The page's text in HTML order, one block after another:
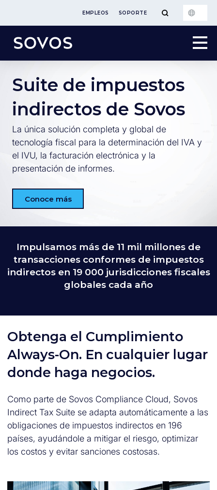
EMPLEOS SOPORTE
Suite de impuestos
indirectos de Sovos
La única solución completa y global de
tecnología fiscal para la determinación del IVA y
el IVU, la facturación electrónica y la
presentación de informes.
Conoce más
Impulsamos más de 11 mil millones de
transacciones conformes de impuestos
indirectos en 19 000 jurisdicciones fiscales
globales cada año
Obtenga el Cumplimiento
Always-On. En cualquier lugar
donde haga negocios.
Como parte de Sovos Compliance Cloud, Sovos
Indirect Tax Suite se adapta automáticamente a las
obligaciones de impuestos indirectos en 196
países, ayudándole a mitigar el riesgo, optimizar
los costos y evitar sanciones costosas.